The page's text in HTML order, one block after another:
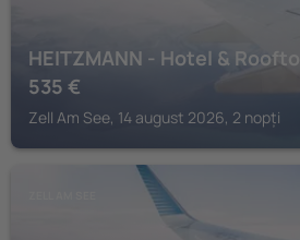
HEITZMANN - Hotel & Rooftop
535 €
Zell Am See, 14 august 2026, 2 nopți